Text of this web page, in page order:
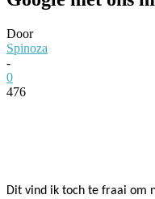
Door
Spinoza
-
0
476
Dit vind ik toch te fraai om